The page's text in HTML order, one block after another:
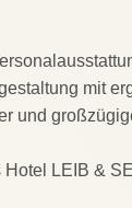
mit
und
Hotel LEIB &